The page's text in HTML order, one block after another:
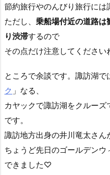
節約旅行やのんびり旅行には
ただし、 乗船場付近の道路は
り渋滞するので
その点だけ注意してください
ところで余談です。諏訪湖で
ク 」なる、
カヤックで諏訪湖をクルー
です。
諏訪地方出身の井川竜太さん
ちょうど先日のゴールデン
できました♡